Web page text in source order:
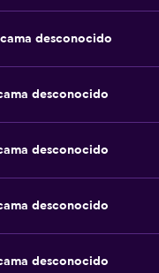
desconocido
desconocido
desconocido
desconocido
desconocido